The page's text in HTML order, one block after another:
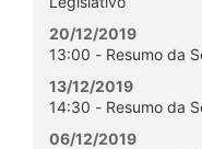
20/12/2019
13:00 - Resumo da
13/12/2019
14:30 - Resumo da
06/12/2019